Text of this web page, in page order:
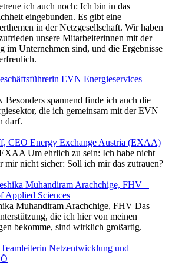
ich auch noch: Ich bin in das
eingebunden. Es gibt eine
in der Netzgesellschaft. Wir haben
unsere Mitarbeiterinnen mit der
im Unternehmen sind, und die Ergebnisse
Besonders spannend finde ich auch die
die ich gemeinsam mit der EVN
darf.
Um ehrlich zu sein: Ich habe nicht
mir nicht sicher: Soll ich mir das zutrauen?
Muhandiram Arachchige, FHV Das
die ich hier von meinen
bekomme, sind wirklich großartig.